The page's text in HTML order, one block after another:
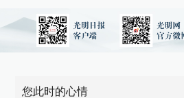
您此时的心情